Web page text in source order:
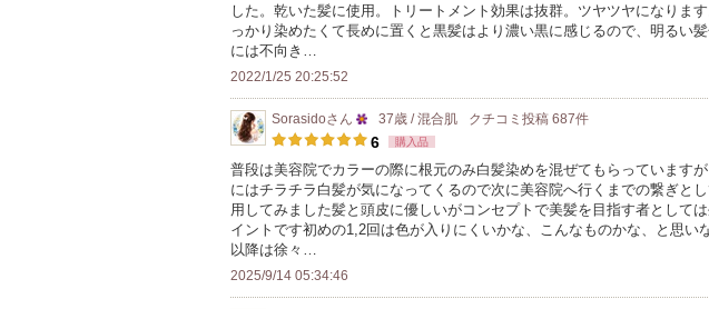
した。乾いた髪に使用。トリートメント効果は抜群。ツヤツヤになりま
っかり染めたくて長めに置くと黒髪はより濃い黒に感じるので、明るい
には不向き…
2022/1/25 20:25:52
Sorasidoさん
25
人
以
上
ン
37歳 / 混合肌 クチコミ投稿 687件
6 購入品
普段は美容院でカラーの際に根元のみ白髪染めを混ぜてもらっています
にはチラチラ白髪が気になってくるので次に美容院へ行くまでの繋ぎと
用してみました髪と頭皮に優しいがコンセプトで美髪を目指す者として
イントです初めの1,2回は色が入りにくいかな、こんなものかな、と思い
以降は徐々…
2025/9/14 05:34:46